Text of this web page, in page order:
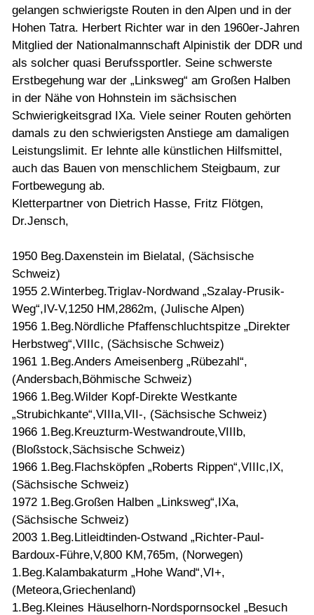
gelangen schwierigste Routen in den Alpen und in der
Hohen Tatra. Herbert Richter war in den 1960er-Jahren
Mitglied der Nationalmannschaft Alpinistik der DDR und
als solcher quasi Berufssportler. Seine schwerste
Erstbegehung war der „Linksweg“ am Großen Halben
in der Nähe von Hohnstein im sächsischen
Schwierigkeitsgrad IXa. Viele seiner Routen gehörten
damals zu den schwierigsten Anstiege am damaligen
Leistungslimit. Er lehnte alle künstlichen Hilfsmittel,
auch das Bauen von menschlichem Steigbaum, zur
Fortbewegung ab.
Kletterpartner von Dietrich Hasse, Fritz Flötgen,
Dr.Jensch,
1950 Beg.Daxenstein im Bielatal, (Sächsische
Schweiz)
1955 2.Winterbeg.Triglav-Nordwand „Szalay-Prusik-
Weg“,IV-V,1250 HM,2862m, (Julische Alpen)
1956 1.Beg.Nördliche Pfaffenschluchtspitze „Direkter
Herbstweg“,VIIIc, (Sächsische Schweiz)
1961 1.Beg.Anders Ameisenberg „Rübezahl“,
(Andersbach,Böhmische Schweiz)
1966 1.Beg.Wilder Kopf-Direkte Westkante
„Strubichkante“,VIIIa,VII-, (Sächsische Schweiz)
1966 1.Beg.Kreuzturm-Westwandroute,VIIIb,
(Bloßstock,Sächsische Schweiz)
1966 1.Beg.Flachsköpfen „Roberts Rippen“,VIIIc,IX,
(Sächsische Schweiz)
1972 1.Beg.Großen Halben „Linksweg“,IXa,
(Sächsische Schweiz)
2003 1.Beg.Litleidtinden-Ostwand „Richter-Paul-
Bardoux-Führe,V,800 KM,765m, (Norwegen)
1.Beg.Kalambakaturm „Hohe Wand“,VI+,
(Meteora,Griechenland)
1.Beg.Kleines Häuselhorn-Nordspornsockel „Besuch